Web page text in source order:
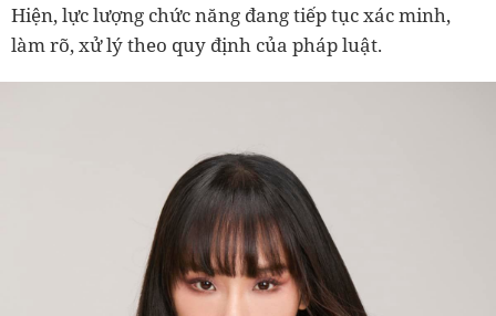
Hiện, lực lượng chức năng đang tiếp tục xác minh,
làm rõ, xử lý theo quy định của pháp luật.